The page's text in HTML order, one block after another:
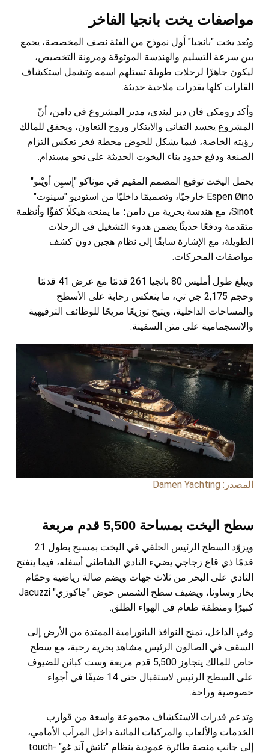
مواصفات يخت بانجيا الفاخر
ويُعد يخت "بانجيا" أول نموذج من الفئة نصف المخصصة، يجمع
بين سرعة التسليم والهندسة الموثوقة ومرونة التخصيص،
ليكون جاهزًا لرحلات طويلة تستلهم اسمه وتشمل استكشاف
القارات كلها بقدرات ملاحية حديثة.
وأكد رومكي فان دير ليندي، مدير المشروع في دامن، أنّ
المشروع يجسد التفاني والابتكار وروح التعاون، ويحقق للمالك
رؤيته الخاصة، فيما يشكل للحوض محطة فخر تعكس التزام
الصنعة ودفع حدود بناء اليخوت الحديثة على نحو مستدام.​
يحمل اليخت توقيع المصمم المقيم في موناكو "إِسبِن أويْنو"
Espen Øino خارجيًا، وتصميمًا داخليًا من استوديو "سينوت"
Sinot، مع هندسة بحرية من دامن؛ ما يمنحه هيكلًا كفؤًا وأنظمة
متقدمة ودفعًا حديثًا يضمن هدوء التشغيل في الرحلات
الطويلة، مع الإشارة سابقًا إلى نظام هجين دون كشف
مواصفات المحركات.
ويبلغ طول أمليس 80 بانجيا 261 قدمًا مع عرض 41 قدمًا
وحجم 2,175 جي تي، ما ينعكس رحابة على الأسطح
والمساحات الداخلية، ويتيح توزيعًا مريحًا للوظائف الترفيهية
والاستجمامية على متن السفينة.​
المصدر: Damen Yachting
سطح اليخت بمساحة 5,500 قدم مربعة
ويزوّد السطح الرئيس الخلفي في اليخت بمسبح بطول 21
قدمًا ذي قاع زجاجي يضيء النادي الشاطئي أسفله، فيما ينفتح
النادي على البحر من ثلاث جهات ويضم صالة رياضية وحمّام
بخار وساونا، ويضيف سطح الشمس حوض "جاكوزي" Jacuzzi
كبيرًا ومنطقة طعام في الهواء الطلق.
وفي الداخل، تمنح النوافذ البانورامية الممتدة من الأرض إلى
السقف في الصالون الرئيس مشاهد بحرية رحبة، مع سطح
خاص للمالك يتجاوز 5,500 قدم مربعة وست كبائن للضيوف
على السطح الرئيس لاستقبال حتى 14 ضيفًا في أجواء
خصوصية وراحة.​
وتدعم قدرات الاستكشاف مجموعة واسعة من قوارب
الخدمات والألعاب والمركبات المائية داخل المرآب الأمامي،
إلى جانب منصة طائرة عمودية بنظام "تاتش آند غو" touch-